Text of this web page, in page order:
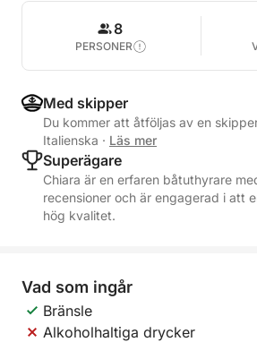
8
PERSONER
Med skipper
Du kommer att åtföljas av en
Italienska · Läs mer
Superägare
Chiara är en erfaren båtuthyrare
recensioner och är engagerad i att
hög kvalitet.
Vad som ingår
Bränsle
Alkoholhaltiga drycker